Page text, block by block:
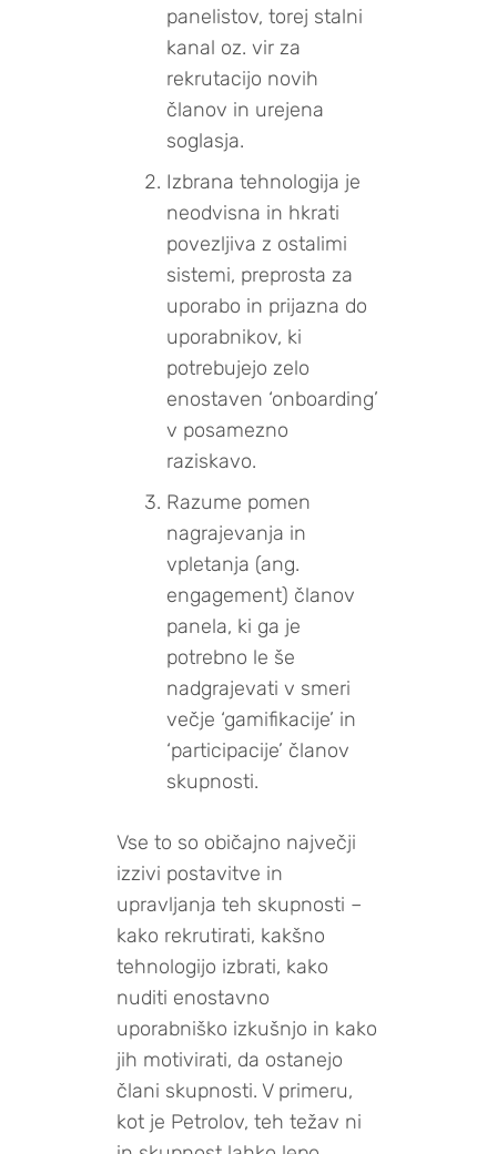
panelistov, torej stalni
kanal oz. vir za
rekrutacijo novih
članov in urejena
soglasja.
Izbrana tehnologija je
neodvisna in hkrati
povezljiva z ostalimi
sistemi, preprosta za
uporabo in prijazna do
uporabnikov, ki
potrebujejo zelo
enostaven ‘onboarding’
v posamezno
raziskavo.
Razume pomen
nagrajevanja in
vpletanja (ang.
engagement) članov
panela, ki ga je
potrebno le še
nadgrajevati v smeri
večje ‘gamifikacije’ in
‘participacije’ članov
skupnosti.
Vse to so običajno največji
izzivi postavitve in
upravljanja teh skupnosti –
kako rekrutirati, kakšno
tehnologijo izbrati, kako
nuditi enostavno
uporabniško izkušnjo in kako
jih motivirati, da ostanejo
člani skupnosti. V primeru,
kot je Petrolov, teh težav ni